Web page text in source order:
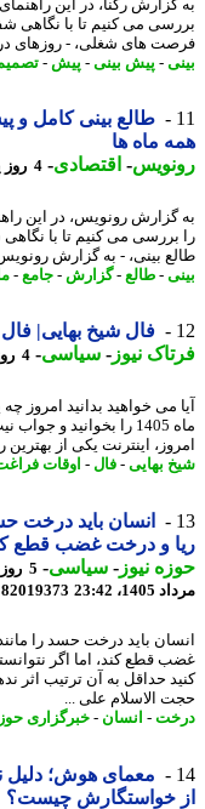
رکنا، در این راهنمای
می کنیم تا با نگاهی
های شغلی، - روزهای
-پیش بینی -پیش -تصمیم
طالع بینی کامل و پیش
ماه ها
-اقتصادی-4 روز پیش - سه شنبه 13 مرداد 1405، 19:33
رونویس، در این
می کنیم تا با نگاهی
بینی، - به گزارش رونویس، در
-طالع-گزارش -جامع-ماه-
فال شیخ بهایی| فال شیخ بهایی
نیوز-سیاسی-4 روز پیش - سه شنبه 13 مرداد 1405، 10:40
ماه 1405 را بخوانید و جواب
اینترنت یکی از بهترین راه ...
بهایی-فال-اوقات فراغت -
انسان باید درخت حسد
و درخت غضب قطع کند
نیوز-سیاسی-
23:42
82019373
باید درخت حسد را مانند
قطع کند، اما اگر نتوانستید
حداقل به آن ترتیب اثر
الاسلام علی ...
-انسان-خبرگزاری حوزه-
معمای هوش؛ دلیل
خواستگارش چیست؟